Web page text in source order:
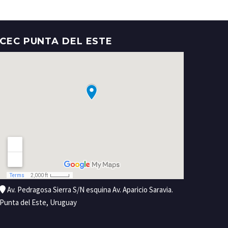
CEC PUNTA DEL ESTE
Av. Pedragosa Sierra S/N esquina Av. Aparicio Saravia.
Punta del Este, Uruguay